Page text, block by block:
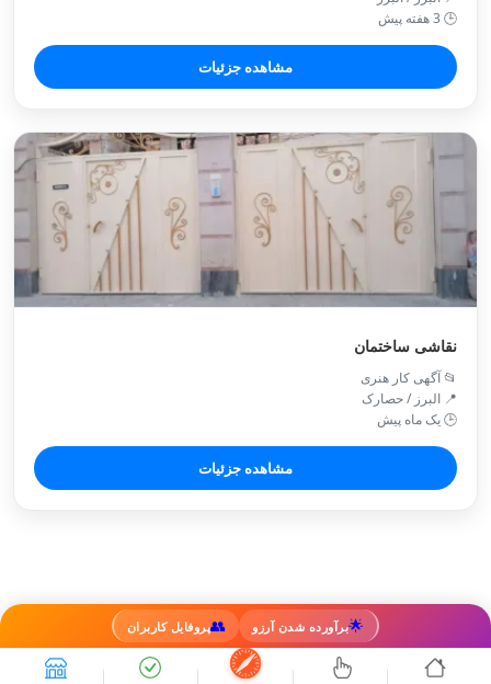
🌟برآورده شدن آرزو 👥پروفایل کاربران
🕒 3 هفته پیش
مشاهده جزئیات
نقاشی ساختمان
📂 آگهی کار هنری
📍 البرز / حصارک
🕒 یک ماه پیش
مشاهده جزئیات